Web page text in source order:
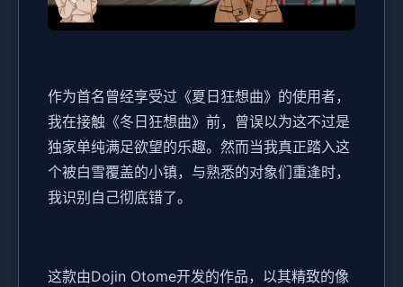
作为首名曾经享受过《夏日狂想曲》的使用者，
我在接触《冬日狂想曲》前，曾误以为这不过是
独家​​单纯满足欲望的乐趣​​。然而当我真正踏入这
个被白雪覆盖的小镇，与熟悉的对象们重逢时，
我识别自己彻底错了。
这款由Dojin Otome开发的作品，以其精致的像